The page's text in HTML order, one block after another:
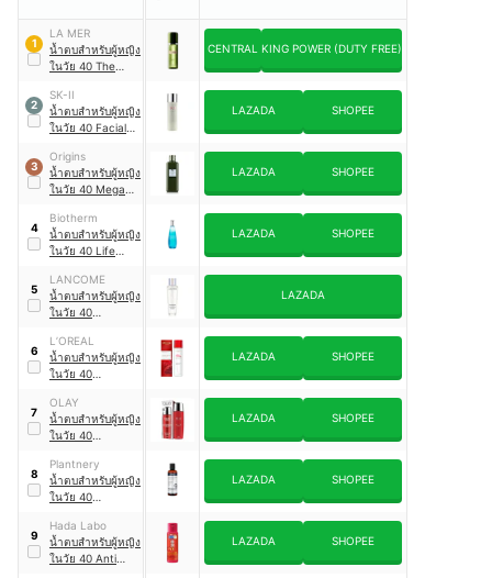
1
LA MER
น้ำตบสำหรับผู้หญิง
ในวัย 40 The
CENTRAL KING POWER (DUTY FREE)
2
SK-II
น้ำตบสำหรับผู้หญิง
ในวัย 40 Facial
Essence
LAZADA SHOPEE
3
Origins
น้ำตบสำหรับผู้หญิง
ในวัย 40 Mega-
and Resilience
Soothing
Treatment Lotion
LAZADA SHOPEE
4
Biotherm
น้ำตบสำหรับผู้หญิง
ในวัย 40 Life
Essence
LAZADA SHOPEE
5
LANCOME
น้ำตบสำหรับผู้หญิง
ในวัย 40
Essence
LAZADA
6
L’OREAL
น้ำตบสำหรับผู้หญิง
ในวัย 40
Micronized
Centella Essence
Water
LAZADA SHOPEE
7
OLAY
น้ำตบสำหรับผู้หญิง
ในวัย 40
Micro-Sculpting
Essence Water
LAZADA SHOPEE
8
Plantnery
น้ำตบสำหรับผู้หญิง
ในวัย 40
Treatment
Essence
LAZADA SHOPEE
9
Hada Labo
น้ำตบสำหรับผู้หญิง
ในวัย 40 Anti
LAZADA SHOPEE